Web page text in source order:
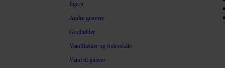
Egern
Andre gnavere
Godbidder
Vandflasker og foderskåle
Vand til gnaver